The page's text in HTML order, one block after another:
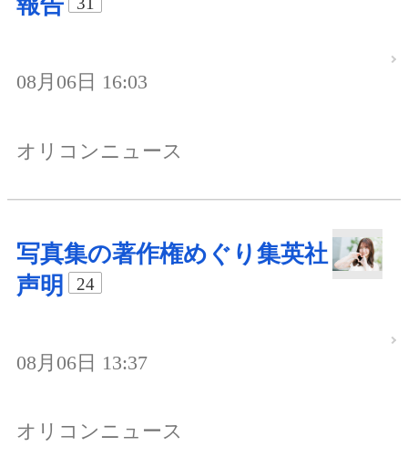
08月06日 16:03
オリコンニュース
写真集の著作権めぐり集英社
声明
24
08月06日 13:37
オリコンニュース